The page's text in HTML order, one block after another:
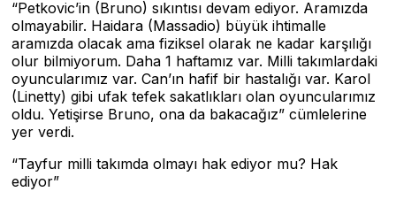
“Petkovic’in (Bruno) sıkıntısı devam ediyor. Aramızda
olmayabilir. Haidara (Massadio) büyük ihtimalle
aramızda olacak ama fiziksel olarak ne kadar karşılığı
olur bilmiyorum. Daha 1 haftamız var. Milli takımlardaki
oyuncularımız var. Can’ın hafif bir hastalığı var. Karol
(Linetty) gibi ufak tefek sakatlıkları olan oyuncularımız
oldu. Yetişirse Bruno, ona da bakacağız” cümlelerine
yer verdi.
“Tayfur milli takımda olmayı hak ediyor mu? Hak
ediyor”